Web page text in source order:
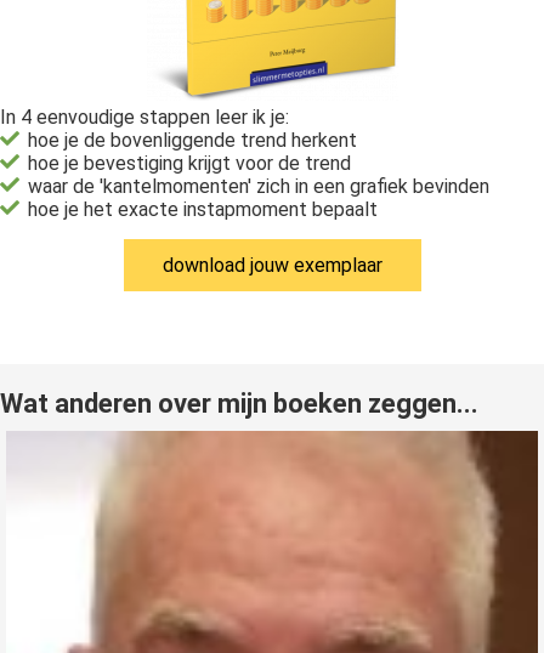
In 4 eenvoudige stappen leer ik je:
hoe je de bovenliggende trend herkent
hoe je bevestiging krijgt voor de trend
waar de 'kantelmomenten' zich in een grafiek bevinden
hoe je het exacte instapmoment bepaalt
download jouw exemplaar
Wat anderen over mijn boeken zeggen...